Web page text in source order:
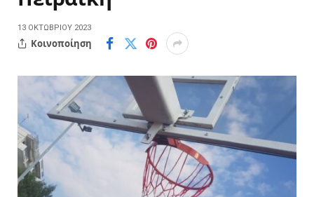
13 ΟΚΤΩΒΡΊΟΥ 2023
Κοινοποίηση